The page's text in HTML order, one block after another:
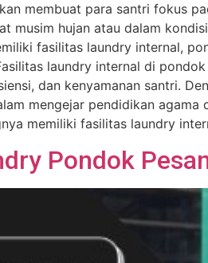
membuat para santri fokus
musim hujan atau dalam
fasilitas laundry internal,
laundry internal di
dan kenyamanan santri.
mengejar pendidikan
memiliki fasilitas laundry
Pondok